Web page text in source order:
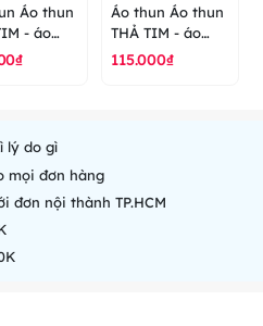
Áo thun
- áo
cấp
Áo thun Áo thun
THẢ TIM - áo
thun cao cấp
115.000₫
lý do gì
mọi đơn hàng
đơn nội thành TP.HCM